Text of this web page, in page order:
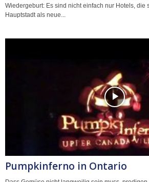
Wiedergeburt: Es sind nicht einfach nur Hotels, die
Hauptstadt als neue...
Pumpkinferno in Ontario